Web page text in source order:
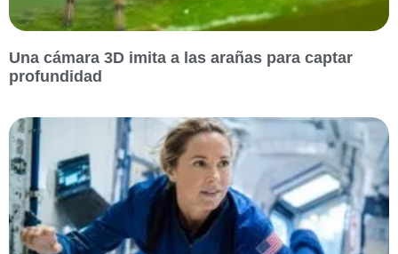
Una cámara 3D imita a las arañas para captar
profundidad